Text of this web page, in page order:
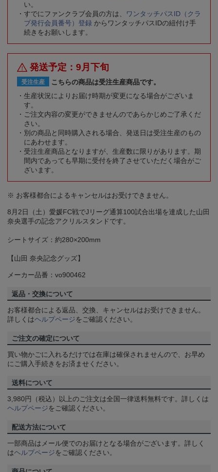
い。
すでにファンクラブ会員の方は、
ワンタッチパスID（クラ
ブ発行会員番号）登録 からワンタッチパスIDの紐付け手
続きをお願いします。
発送予定：9月下旬
受注生産
こちらの商品は受注生産商品です。
生産状況によりお届け時期が変更になる場合がございま
す。
ご注文内容の変更ができませんのであらかじめご了承くだ
さい。
別の商品と同時購入される場合、発送日は受注生産のもの
にあわせます。
受注生産商品となりますが、生産数に限りがあります。期
間内であっても早期に受付を終了させていただく場合がご
ざいます。
※ お客様都合によるキャンセルはお受けできません。
8月2日（土）愛媛FC戦でJリーグ通算100試合出場を達成した山田
奈央選手の記念アクリルスタンドです。
シートサイズ：約280×200mm
【山田 奈央記念グッズ】
メーカー品番：vo900462
返品・交換について
お客様都合による返品、交換、キャンセルはお受けできません。
詳しくはヘルプページをご確認ください。
ご注文の確定について
買い物かごに入れるだけでは在庫は確保されませんので、お早め
にご購入手続きをお済ませください。
送料について
3,980円（税込）以上のご注文は全国一律送料無料です。詳しくは
ヘルプページをご確認ください。
配送方法について
一部商品はメール便でのお届けとなる場合がございます。詳しく
はヘルプページをご確認ください。